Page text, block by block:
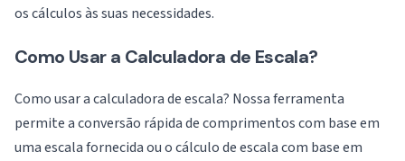
os cálculos às suas necessidades.
Como Usar a Calculadora de Escala?
Como usar a calculadora de escala? Nossa ferramenta
permite a conversão rápida de comprimentos com base em
uma escala fornecida ou o cálculo de escala com base em